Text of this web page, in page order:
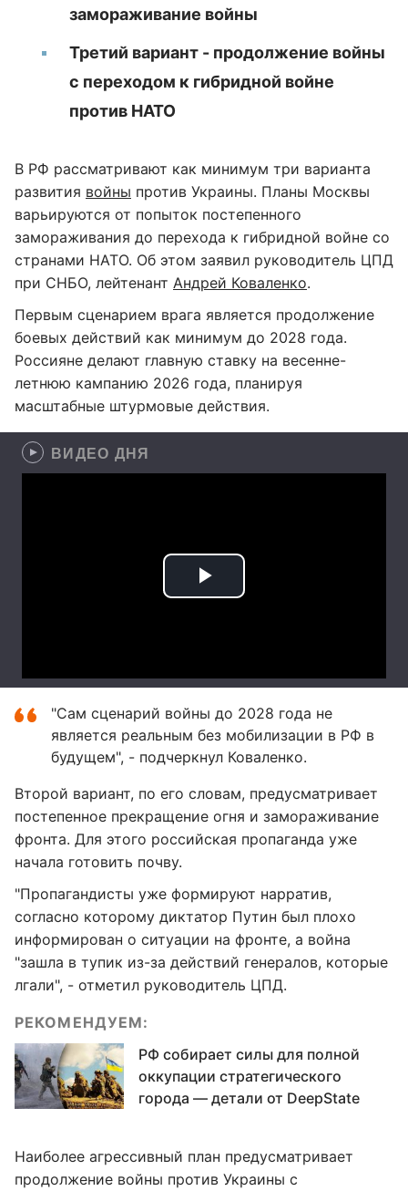
замораживание войны
Третий вариант - продолжение войны
с переходом к гибридной войне
против НАТО
В РФ рассматривают как минимум три варианта
развития войны против Украины. Планы Москвы
варьируются от попыток постепенного
замораживания до перехода к гибридной войне со
странами НАТО. Об этом заявил руководитель ЦПД
при СНБО, лейтенант Андрей Коваленко.
Первым сценарием врага является продолжение
боевых действий как минимум до 2028 года.
Россияне делают главную ставку на весенне-
летнюю кампанию 2026 года, планируя
масштабные штурмовые действия.
ВИДЕО ДНЯ
"Сам сценарий войны до 2028 года не
является реальным без мобилизации в РФ в
будущем", - подчеркнул Коваленко.
Второй вариант, по его словам, предусматривает
постепенное прекращение огня и замораживание
фронта. Для этого российская пропаганда уже
начала готовить почву.
"Пропагандисты уже формируют нарратив,
согласно которому диктатор Путин был плохо
информирован о ситуации на фронте, а война
"зашла в тупик из-за действий генералов, которые
лгали", - отметил руководитель ЦПД.
РЕКОМЕНДУЕМ:
РФ собирает силы для полной
оккупации стратегического
города — детали от DeepState
Наиболее агрессивный план предусматривает
продолжение войны против Украины с